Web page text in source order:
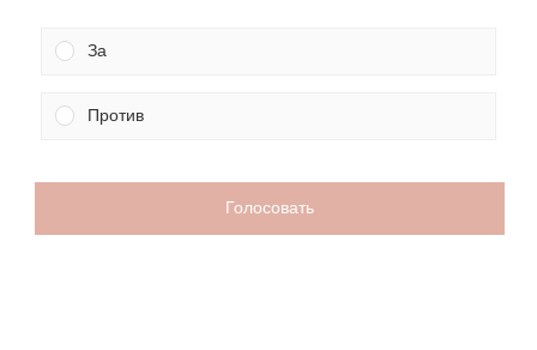
За
Против
Голосовать